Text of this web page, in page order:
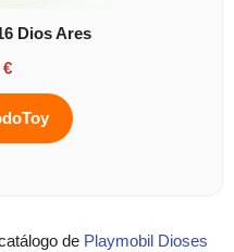
Dios Ares
€
de Playmobil Dioses